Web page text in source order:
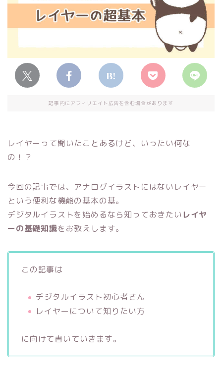
記事内にアフィリエイト広告を含む場合があります
レイヤーって聞いたことあるけど、いったい何な
の！？
今回の記事では、アナログイラストにはないレイヤー
という便利な機能の基本の基。
デジタルイラストを始めるなら知っておきたい レイヤ
ーの基礎知識をお教えします。
この記事は
デジタルイラスト初心者さん
レイヤーについて知りたい方
に向けて書いていきます。